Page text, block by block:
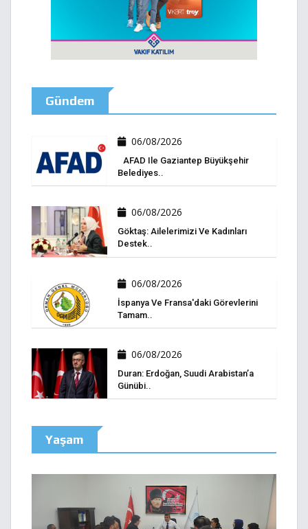
Gündem
06/08/2026
AFAD Ile Gaziantep Büyükşehir
Belediyes..
06/08/2026
Göktaş: Ailelerimizi Ve Kadınları
Destek..
06/08/2026
İspanya Ve Fransa'daki Görevlerini
Tamam..
06/08/2026
Duran: Erdoğan, Suudi Arabistan’a
Günübi..
Yaşam